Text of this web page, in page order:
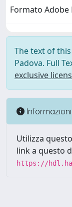
Formato Adobe
The text of
Padova. Full
exclusive
Informazioni
Utilizza
link a questo
https://